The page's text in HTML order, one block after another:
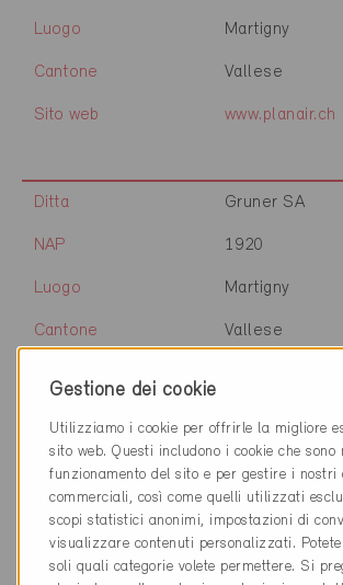
Luogo Martigny
Cantone Vallese
Sito web www.planair.ch
Ditta Gruner SA
NAP 1920
Luogo Martigny
Cantone Vallese
Ditta Aetherys -
NAP 1920
Luogo Martigny
Gestione dei cookie
Utilizziamo i cookie per offrirle la migliore
sito web. Questi includono i cookie che sono
funzionamento del sito e per gestire i nostri
commerciali, così come quelli utilizzati
scopi statistici anonimi, impostazioni di
visualizzare contenuti personalizzati.
soli quali categorie volete permettere. Si